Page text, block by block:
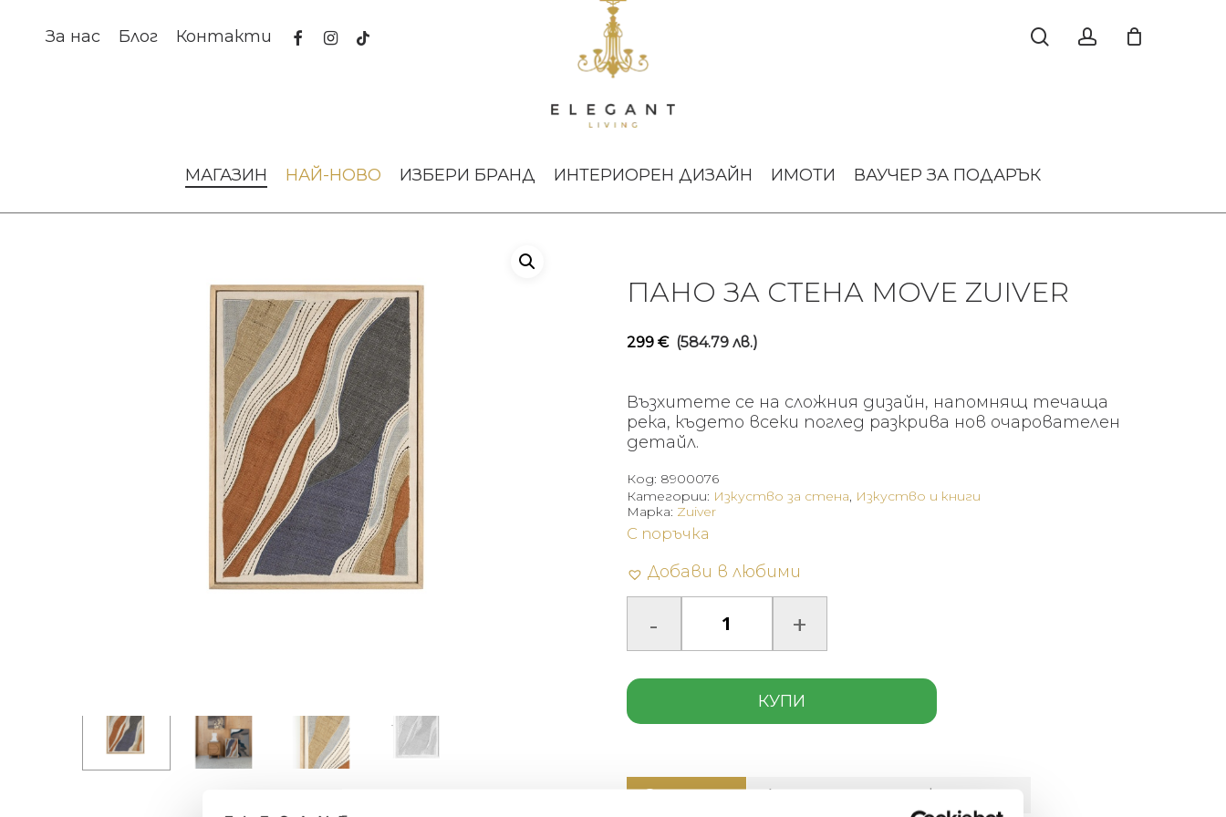
За нас Блог Контакти facebookinstagram
tiktok
МАГАЗИН НАЙ-НОВО ИЗБЕРИ БРАНД ИНТЕРИОРЕН ДИЗАЙН ИМОТИ ВАУЧЕР ЗА ПОДАРЪК
ПАНО ЗА СТЕНА MOVE ZUIVER
299 € (584.79 лв.)
Възхитете се на сложния дизайн, напомнящ течаща
река, където всеки поглед разкрива нов очарователен
детайл.
Код: 8900076
Категории: Изкуство за стена, Изкуство и книги
С поръчка
Добави в любими
КУПИ
Марка: Zuiver
Описание Допълнителна информация